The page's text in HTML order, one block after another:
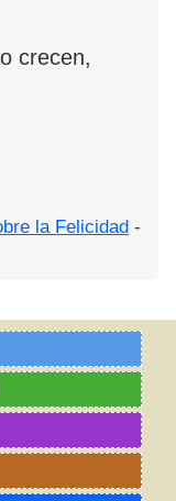
crecen,
la Felicidad -